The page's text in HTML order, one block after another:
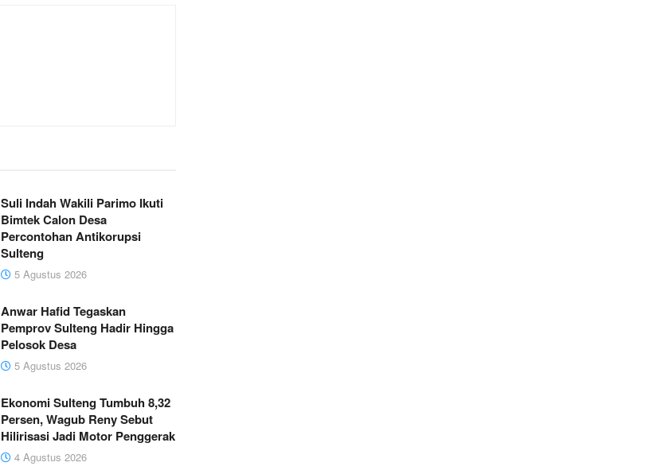
Suli Indah Wakili Parimo Ikuti
Bimtek Calon Desa
Percontohan Antikorupsi
Sulteng
5 Agustus 2026
Anwar Hafid Tegaskan
Pemprov Sulteng Hadir Hingga
Pelosok Desa
5 Agustus 2026
Ekonomi Sulteng Tumbuh 8,32
Persen, Wagub Reny Sebut
Hilirisasi Jadi Motor Penggerak
4 Agustus 2026